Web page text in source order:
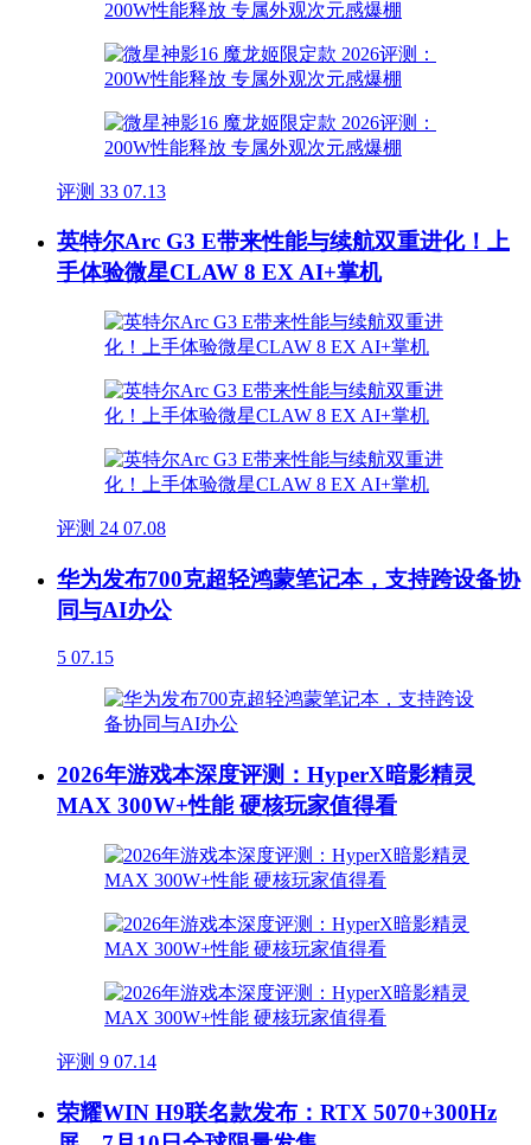
评测 33 07.13
英特尔Arc G3 E带来性能与续航双重进化！上
手体验微星CLAW 8 EX AI+掌机
评测 24 07.08
华为发布700克超轻鸿蒙笔记本，支持跨设备协
同与AI办公
5 07.15
2026年游戏本深度评测：HyperX暗影精灵
MAX 300W+性能 硬核玩家值得看
评测 9 07.14
荣耀WIN H9联名款发布：RTX 5070+300Hz